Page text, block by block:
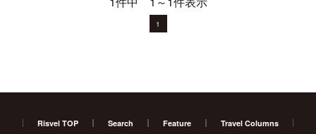
1
Risvel TOP Search Feature Travel Columns